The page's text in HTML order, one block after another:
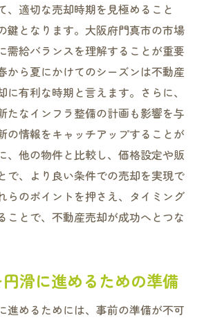
、適切な売却時期を見極めること
鍵となります。大阪府門真市の市場
需給バランスを理解することが重要
から夏にかけてのシーズンは不動産
有利な時期と言えます。さらに、
たなインフラ整備の計画も影響を与
の情報をキャッチアップすることが
、他の物件と比較し、価格設定や販
で、より良い条件での売却を実現で
らのポイントを押さえ、タイミング
ことで、不動産売却が成功へとつな
滑に進めるための準備
進めるためには、事前の準備が不可